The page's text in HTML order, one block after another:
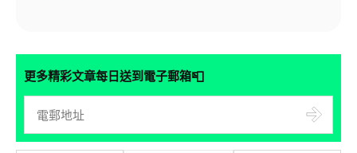
更多精彩文章每日送到電子郵箱📮